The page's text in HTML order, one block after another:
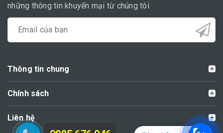
những thông tin khuyến mại từ chúng tôi
Thông tin chung
Chính sách
Liên hệ